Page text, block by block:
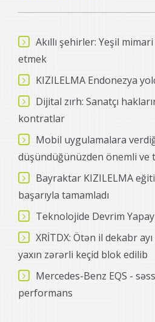
Akıllı şehirler: Yeşil
etmek
KIZILELMA Endonezya
Dijital zırh: Sanatçı
kontratlar
Mobil uygulamalara
düşündüğünüzden önemli ve
Bayraktar KIZILELMA
başarıyla tamamladı
Teknolojide Devrim
XRİTDX: Ötən il dekabr
yaxın zərərli keçid blok edilib
Mercedes-Benz EQS -
performans